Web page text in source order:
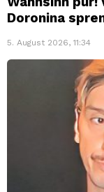
Doronina
5. August 2026, 11:34